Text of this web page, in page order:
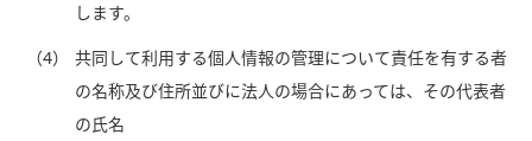
します。
（4）
共同して利用する個人情報の管理について責任を有する者
の名称及び住所並びに法人の場合にあっては、その代表者
の氏名